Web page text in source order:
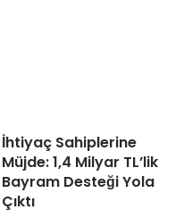
İhtiyaç Sahiplerine
Müjde: 1,4 Milyar TL’lik
Bayram Desteği Yola
Çıktı